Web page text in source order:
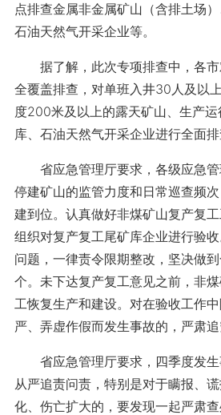
点排查金属非金属矿山（含排土场）
石油天然气开采企业等。
据了解，此次专项排查中，各市
全覆盖排查，对单班入井30人及以
度200米及以上的露天矿山、生产
库、石油天然气开采企业进行全面排
省应急管理厅要求，各级应急管
停建矿山的监管力度和日常巡查频
建到位。认真做好非煤矿山复产复
组织对复产复工尾矿库企业进行验
问题，一律责令限期整改，坚决做
个。未下达复产复工意见之前，非
工恢复生产和建设。对在验收工作
严、弄虚作假而发生事故的，严肃追
省应急管理厅要求，四季度发生
从严追责问责，特别是对于瞒报、
化、伤亡扩大的，要发现一起严肃